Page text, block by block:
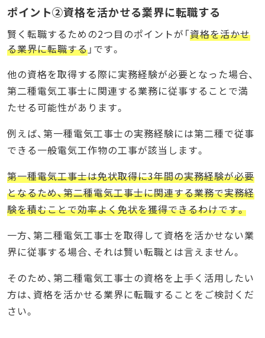
ポイント②資格を活かせる業界に転職する
賢く転職するための2つ目のポイントが「資格を活かせ
る業界に転職する」です。
他の資格を取得する際に実務経験が必要となった場合、
第二種電気工事士に関連する業務に従事することで満
たせる可能性があります。
例えば、第一種電気工事士の実務経験には第二種で従事
できる一般電気工作物の工事が該当します。
第一種電気工事士は免状取得に3年間の実務経験が必要
となるため、第二種電気工事士に関連する業務で実務経
験を積むことで効率よく免状を獲得できるわけです。
一方、第二種電気工事士を取得して資格を活かせない業
界に従事する場合、それは賢い転職とは言えません。
そのため、第二種電気工事士の資格を上手く活用したい
方は、資格を活かせる業界に転職することをご検討くだ
さい。